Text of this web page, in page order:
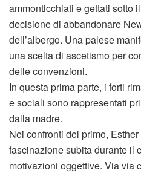
ammonticchiati e gettati sotto
decisione di abbandonare
dell’albergo. Una palese
una scelta di ascetismo per
delle convenzioni.
In questa prima parte, i forti
e sociali sono rappresentati
dalla madre.
Nei confronti del primo,
fascinazione subita durante il
motivazioni oggettive. Via via